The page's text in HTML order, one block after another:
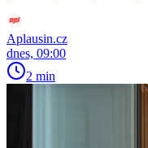
Aplausin.cz
dnes, 09:00
2 min